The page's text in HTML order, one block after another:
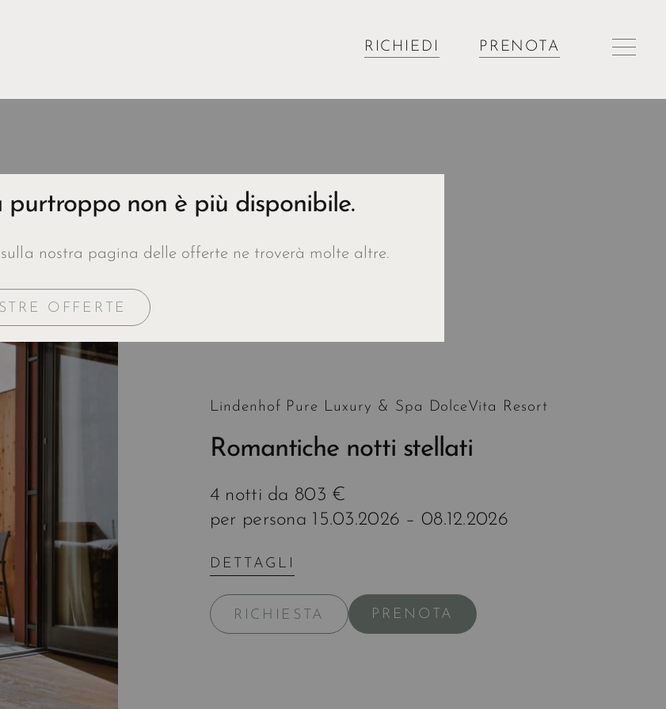
RICHIEDI PRENOTA
Lindenhof Pure Luxury & Spa DolceVita Resort
Romantiche notti stellati
4 notti da 803 €
per persona 15.03.2026 – 08.12.2026
DETTAGLI
RICHIESTA PRENOTA
non è più disponibile.
nostra pagina delle offerte ne troverà molte altre.
OFFERTE